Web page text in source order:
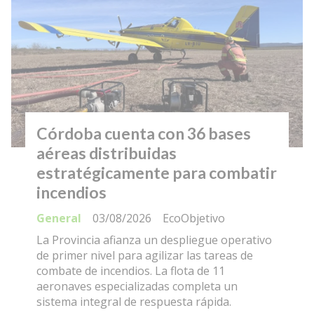
Córdoba cuenta con 36 bases
aéreas distribuidas
estratégicamente para combatir
incendios
EcoObjetivo
General
03/08/2026
La Provincia afianza un despliegue operativo
de primer nivel para agilizar las tareas de
combate de incendios. La flota de 11
aeronaves especializadas completa un
sistema integral de respuesta rápida.